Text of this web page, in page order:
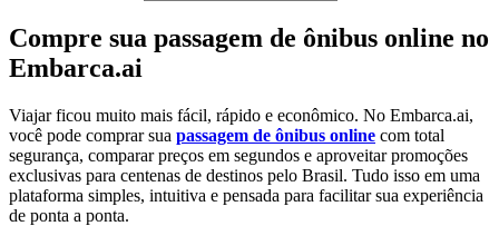
Compre sua passagem de ônibus online no
Embarca.ai
Viajar ficou muito mais fácil, rápido e econômico. No Embarca.ai,
você pode comprar sua passagem de ônibus online com total
segurança, comparar preços em segundos e aproveitar promoções
exclusivas para centenas de destinos pelo Brasil. Tudo isso em uma
plataforma simples, intuitiva e pensada para facilitar sua experiência
de ponta a ponta.